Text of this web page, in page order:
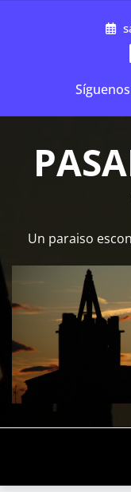
Síguenos
Un paraiso